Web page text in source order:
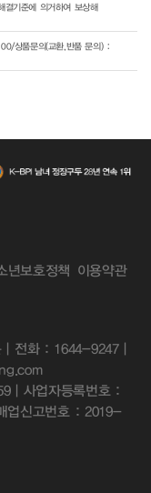
결기준에 의거하여 보상해
상품문의(교환,반품 문의) :
년보호정책 이용약관
| 전화 : 1644-9247 |
| 사업자등록번호 :
업신고번호 : 2019-